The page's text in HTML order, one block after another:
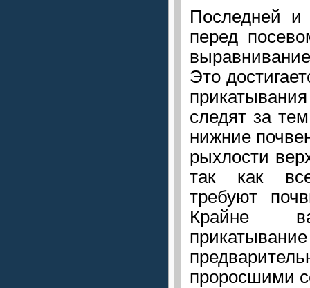
Последней и
перед
Это
следят за
нижние
рыхлости
так как
требуют
Крайне
проросшими